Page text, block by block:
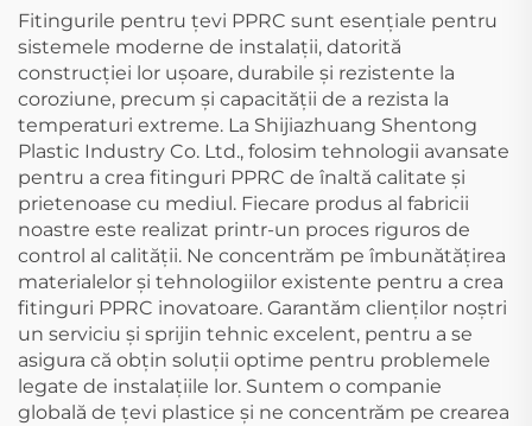
Fitingurile pentru țevi PPRC sunt esențiale pentru
sistemele moderne de instalații, datorită
construcției lor ușoare, durabile și rezistente la
coroziune, precum și capacității de a rezista la
temperaturi extreme. La Shijiazhuang Shentong
Plastic Industry Co. Ltd., folosim tehnologii avansate
pentru a crea fitinguri PPRC de înaltă calitate și
prietenoase cu mediul. Fiecare produs al fabricii
noastre este realizat printr-un proces riguros de
control al calității. Ne concentrăm pe îmbunătățirea
materialelor și tehnologiilor existente pentru a crea
fitinguri PPRC inovatoare. Garantăm clienților noștri
un serviciu și sprijin tehnic excelent, pentru a se
asigura că obțin soluții optime pentru problemele
legate de instalațiile lor. Suntem o companie
globală de țevi plastice și ne concentrăm pe crearea